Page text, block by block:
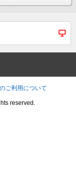
ご利用について
reserved.